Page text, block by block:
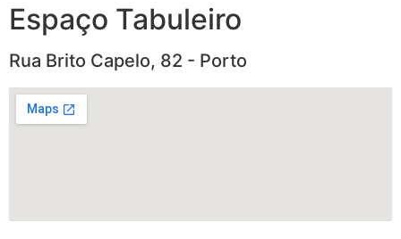
Espaço Tabuleiro
Rua Brito Capelo, 82 - Porto